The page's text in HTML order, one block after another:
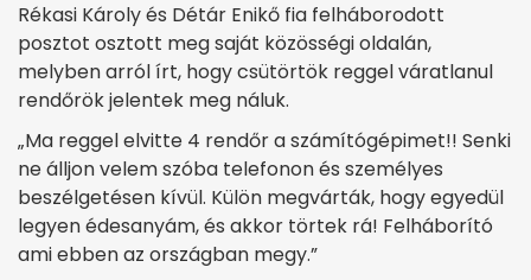
Rékasi Károly és Détár Enikő fia felháborodott
posztot osztott meg saját közösségi oldalán,
melyben arról írt, hogy csütörtök reggel váratlanul
rendőrök jelentek meg náluk.
„Ma reggel elvitte 4 rendőr a számítógépimet!! Senki
ne álljon velem szóba telefonon és személyes
beszélgetésen kívül. Külön megvárták, hogy egyedül
legyen édesanyám, és akkor törtek rá! Felháborító
ami ebben az országban megy.”